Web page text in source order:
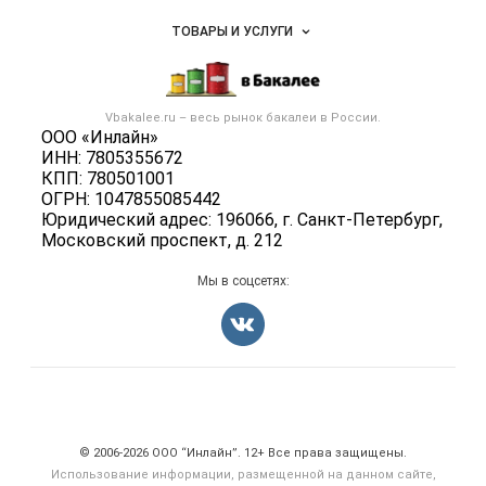
Vbakalee.ru – весь рынок бакалеи в России.
ООО «Инлайн»
ИНН: 7805355672
КПП: 780501001
ОГРН: 1047855085442
Юридический адрес: 196066, г. Санкт-Петербург,
Московский проспект, д. 212
Размещение рекламы
Публичная оферта
Контактная информация
Политика обработки персональных данных
Объявления
Новости рынка
ТОВАРЫ И УСЛУГИ
Бакалейные товары
Услуги
Добавить объявление
Мы в соцсетях:
© 2006‑2026 ООО “Инлайн”. 12+ Все права защищены.
Использование информации, размещенной на данном сайте,